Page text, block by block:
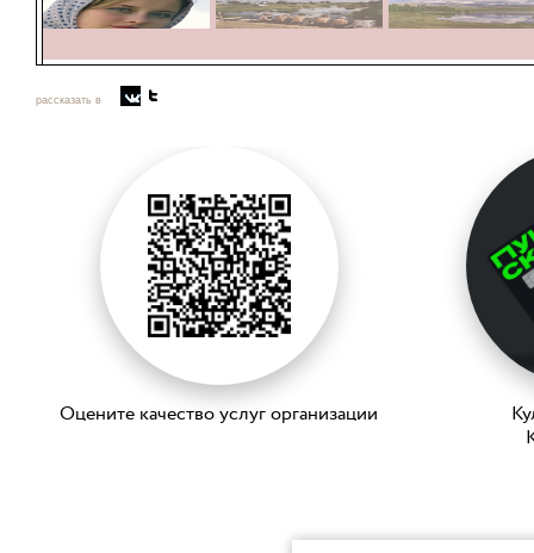
рассказать в
Оцените качество услуг организации